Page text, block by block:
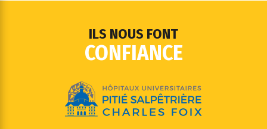
ILS NOUS FONT
CONFIANCE